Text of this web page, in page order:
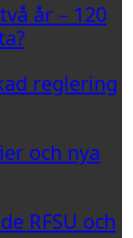
år – 120
reglering
och nya
RFSU och